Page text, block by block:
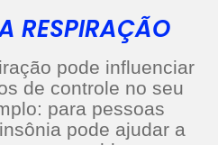
RESPIRAÇÃO
pode influenciar
de controle no seu
para pessoas
pode ajudar a